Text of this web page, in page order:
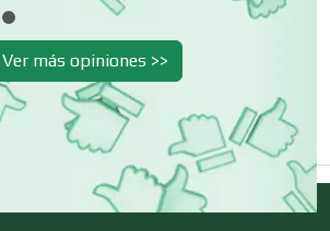
de Belleza
de Rehabilitación
Ver más opiniones >>